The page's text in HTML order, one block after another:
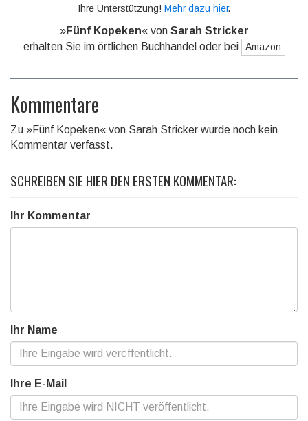
Ihre Unterstützung! Mehr dazu hier.
»Fünf Kopeken« von Sarah Stricker
erhalten Sie im örtlichen Buchhandel oder bei
Amazon
Kommentare
Zu »Fünf Kopeken« von Sarah Stricker wurde noch kein
Kommentar verfasst.
SCHREIBEN SIE HIER DEN ERSTEN KOMMENTAR:
Ihr Kommentar
Ihr Name
Ihre E-Mail